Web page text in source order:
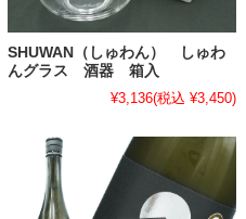
SHUWAN（しゅわん） しゅわ
んグラス 酒器 箱入
¥3,136(税込 ¥3,450)